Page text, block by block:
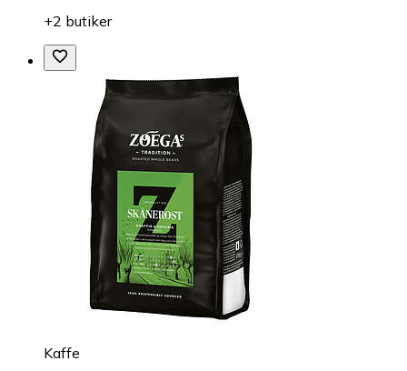
+2 butiker
Kaffe